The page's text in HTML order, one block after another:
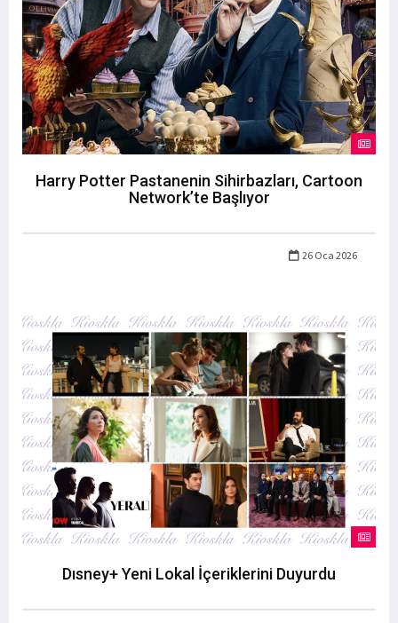
Harry Potter Pastanenin Sihirbazları, Cartoon
Network’te Başlıyor
26 Oca 2026
Dısney+ Yeni Lokal İçeriklerini Duyurdu